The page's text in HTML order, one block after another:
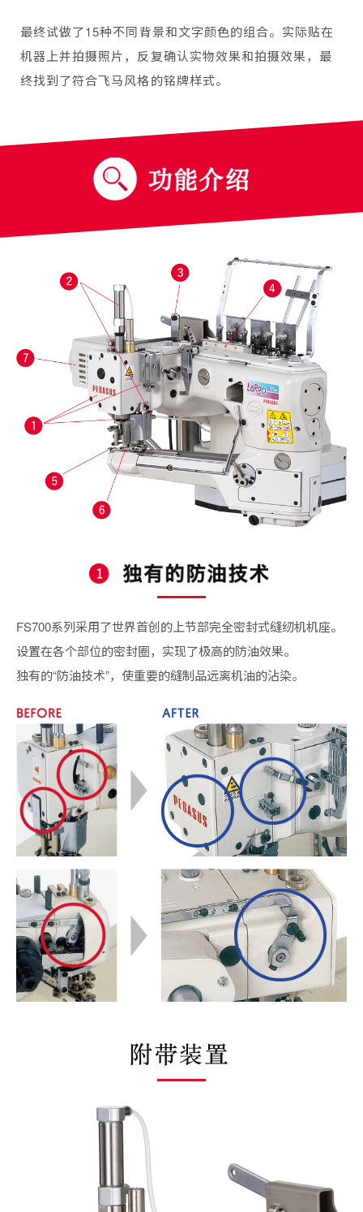
最终试做了15种不同背景和文字颜色的组合。实际贴在
机器上并拍摄照片，反复确认实物效果和拍摄效果，最
终找到了符合飞马风格的铭牌样式。
FS700系列采用了世界首创的上节部完全密封式缝纫机机座。
设置在各个部位的密封圈，实现了极高的防油效果。
独有的“防油技术”，使重要的缝制品远离机油的沾染。